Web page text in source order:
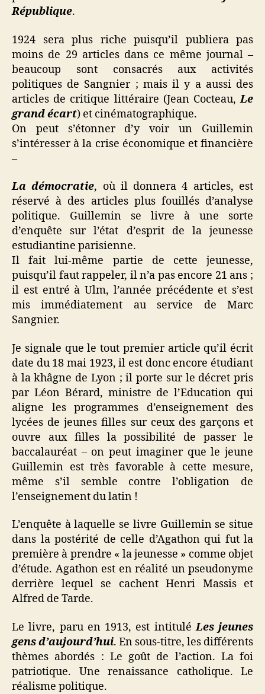
République.
1924 sera plus riche puisqu’il publiera pas
moins de 29 articles dans ce même journal –
beaucoup sont consacrés aux activités
politiques de Sangnier ; mais il y a aussi des
articles de critique littéraire (Jean Cocteau,Le
grand écart) et cinématographique.
On peut s’étonner d’y voir un Guillemin
s’intéresser à la crise économique et financière
–
La démocratie, où il donnera 4 articles, est
réservé à des articles plus fouillés d’analyse
politique. Guillemin se livre à une sorte
d’enquête sur l’état d’esprit de la jeunesse
estudiantine parisienne.
Il fait lui-même partie de cette jeunesse,
puisqu’il faut rappeler, il n’a pas encore 21 ans ;
il est entré à Ulm, l’année précédente et s’est
mis immédiatement au service de Marc
Sangnier.
Je signale que le tout premier article qu’il écrit
date du 18 mai 1923, il est donc encore étudiant
à la khâgne de Lyon ; il porte sur le décret pris
par Léon Bérard, ministre de l’Education qui
aligne les programmes d’enseignement des
lycées de jeunes filles sur ceux des garçons et
ouvre aux filles la possibilité de passer le
baccalauréat – on peut imaginer que le jeune
Guillemin est très favorable à cette mesure,
même s’il semble contre l’obligation de
l’enseignement du latin !
L’enquête à laquelle se livre Guillemin se situe
dans la postérité de celle d’Agathon qui fut la
première à prendre « la jeunesse » comme objet
d’étude. Agathon est en réalité un pseudonyme
derrière lequel se cachent Henri Massis et
Alfred de Tarde.
Le livre, paru en 1913, est intituléLes jeunes
gens d’aujourd’hui. En sous-titre, les différents
thèmes abordés : Le goût de l’action. La foi
patriotique. Une renaissance catholique. Le
réalisme politique.